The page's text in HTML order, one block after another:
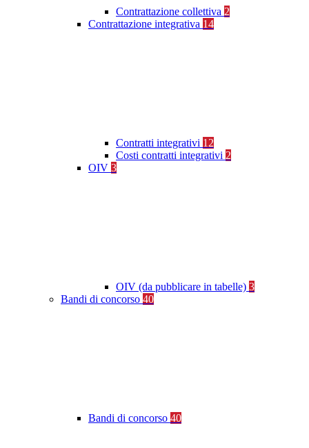
Contrattazione collettiva 2
Contrattazione integrativa 14
Contratti integrativi 12
Costi contratti integrativi 2
OIV 3
OIV (da pubblicare in tabelle) 3
Bandi di concorso 40
Bandi di concorso 40